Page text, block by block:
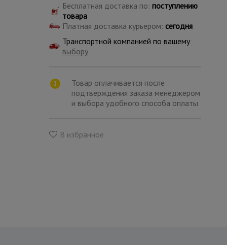
Бесплатная доставка по: поступлению
товара
Платная доставка курьером: сегодня
Транспортной компанией по вашему
выбору
Товар оплачивается после
подтверждения заказа менеджером
и выбора удобного способа оплаты
В избранное